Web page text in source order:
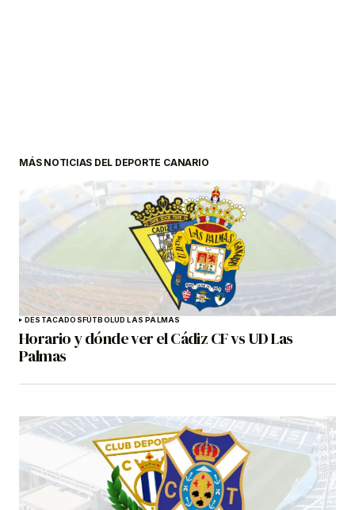
MÁS NOTICIAS DEL DEPORTE CANARIO
DESTACADOSFÚTBOLUD LAS PALMAS
Horario y dónde ver el Cádiz CF vs UD Las
Palmas